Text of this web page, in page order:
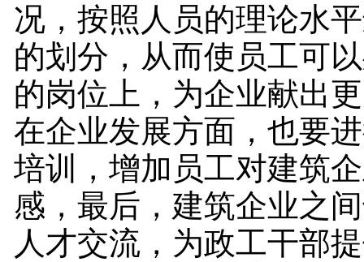
况，按照人员的理论水
的划分，从而使员工可
的岗位上，为企业献出
在企业发展方面，也要
培训，增加员工对建筑
感，最后，建筑企业之
人才交流，为政工干部